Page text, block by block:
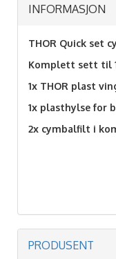
INFORMASJON
THOR Quick set
Komplett sett til
1x THOR plast
1x plasthylse for
2x cymbalfilt i
PRODUSENT